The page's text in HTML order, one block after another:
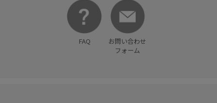
FAQ
お問い合わせ
フォーム